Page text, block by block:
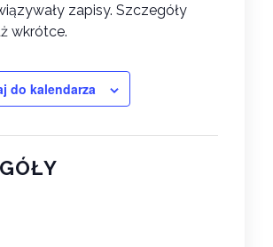
zapisy. Szczegóły
wkrótce.
do kalendarza